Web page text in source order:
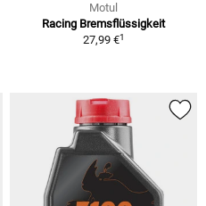
Motul
Racing Bremsflüssigkeit
27,99 €1